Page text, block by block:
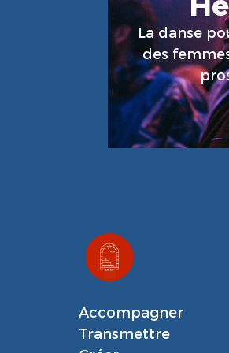
La danse
des
En
Accompagner
Transmettre